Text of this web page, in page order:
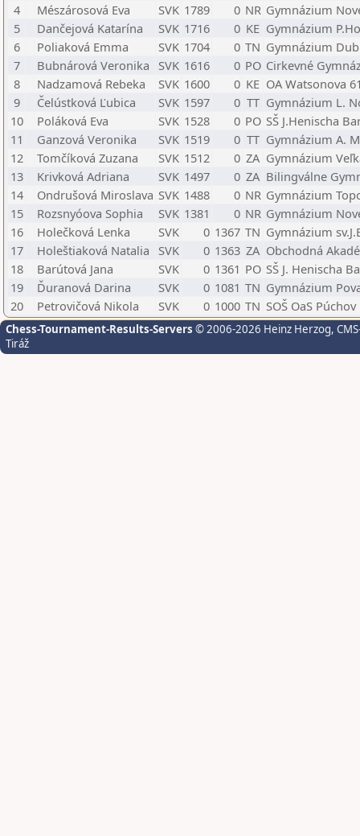
4
Mészárosová Eva SVK 1789 0 NR Gymnázium
5
Dančejová Katarína SVK 1716 0 KE Gymnázium
6
Poliaková Emma SVK 1704 0 TN Gymnázium
7
Bubnárová Veronika SVK 1616 0 PO Cirkevné
8
Nadzamová Rebeka SVK 1600 0 KE OA Watsonova
9
Čelústková Ľubica SVK 1597 0 TT Gymnázium L.
10
Poláková Eva SVK 1528 0 PO SŠ J.Henischa
11
Ganzová Veronika SVK 1519 0 TT Gymnázium A.
12
Tomčíková Zuzana SVK 1512 0 ZA Gymnázium
13
Krivková Adriana SVK 1497 0 ZA Bilingválne
14
Ondrušová Miroslava SVK 1488 0 NR Gymnázium
15
Rozsnyóova Sophia SVK 1381 0 NR Gymnázium
16
Holečková Lenka SVK 0 1367 TN Gymnázium
17
Holeštiaková Natalia SVK 0 1363 ZA Obchodná
18
Barútová Jana SVK 0 1361 PO SŠ J. Henischa
19
Ďuranová Darina SVK 0 1081 TN Gymnázium
20
Petrovičová Nikola SVK 0 1000 TN SOŠ OaS Púchov
Chess-Tournament-Results-Servers © 2006-2026 Heinz Herzog,
Tiráž